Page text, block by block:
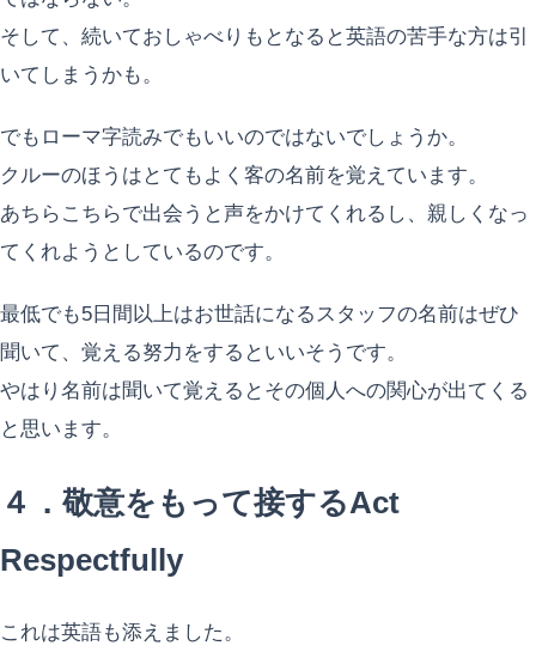
そして、続いておしゃべりもとなると英語の苦手な方は引
いてしまうかも。
でもローマ字読みでもいいのではないでしょうか。
クルーのほうはとてもよく客の名前を覚えています。
あちらこちらで出会うと声をかけてくれるし、親しくなっ
てくれようとしているのです。
最低でも5日間以上はお世話になるスタッフの名前はぜひ
聞いて、覚える努力をするといいそうです。
やはり名前は聞いて覚えるとその個人への関心が出てくる
と思います。
４．敬意をもって接するAct
Respectfully
これは英語も添えました。